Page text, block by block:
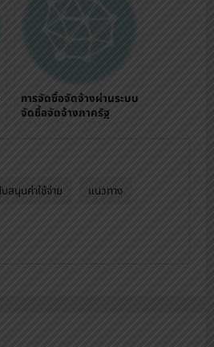
การจัดซื้อจัดจ้างผ่านระบบ
จัดซื้อจัดจ้างภาครัฐ
สนุนค่าใช้จ่าย แนวทาง